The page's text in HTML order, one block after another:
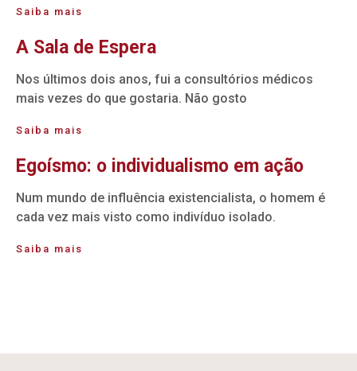
Saiba mais
A Sala de Espera
Nos últimos dois anos, fui a consultórios médicos
mais vezes do que gostaria. Não gosto
Saiba mais
Egoísmo: o individualismo em ação
Num mundo de influência existencialista, o homem é
cada vez mais visto como indivíduo isolado.
Saiba mais